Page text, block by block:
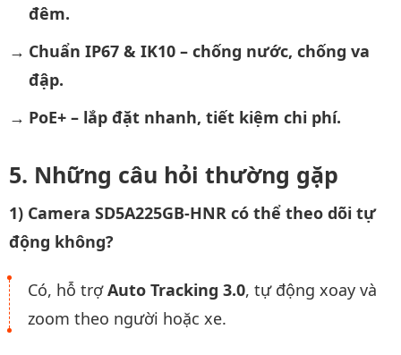
đêm.
Chuẩn IP67 & IK10 – chống nước, chống va
đập.
PoE+ – lắp đặt nhanh, tiết kiệm chi phí.
Những câu hỏi thường gặp
1) Camera SD5A225GB-HNR có thể theo dõi tự
động không?
Có, hỗ trợAuto Tracking 3.0, tự động xoay và
zoom theo người hoặc xe.